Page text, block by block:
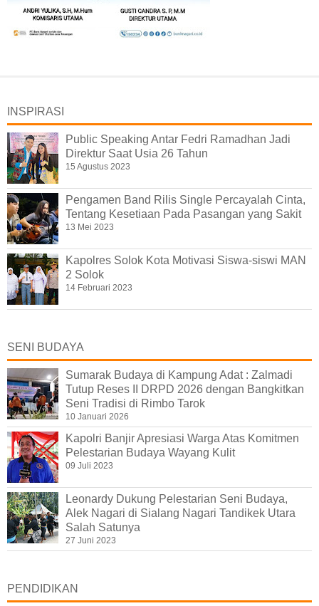
INSPIRASI
Public Speaking Antar Fedri Ramadhan Jadi
Direktur Saat Usia 26 Tahun
15 Agustus 2023
Pengamen Band Rilis Single Percayalah Cinta,
Tentang Kesetiaan Pada Pasangan yang Sakit
13 Mei 2023
Kapolres Solok Kota Motivasi Siswa-siswi MAN
2 Solok
14 Februari 2023
SENI BUDAYA
Sumarak Budaya di Kampung Adat : Zalmadi
Tutup Reses II DRPD 2026 dengan Bangkitkan
Seni Tradisi di Rimbo Tarok
10 Januari 2026
Kapolri Banjir Apresiasi Warga Atas Komitmen
Pelestarian Budaya Wayang Kulit
09 Juli 2023
Leonardy Dukung Pelestarian Seni Budaya,
Alek Nagari di Sialang Nagari Tandikek Utara
Salah Satunya
27 Juni 2023
PENDIDIKAN